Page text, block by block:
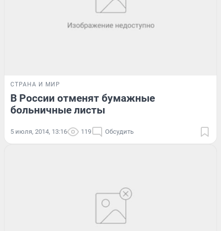
СТРАНА И МИР
В России отменят бумажные
больничные листы
5 июля, 2014, 13:16 119 Обсудить